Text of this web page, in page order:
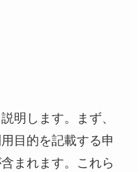
明します。まず、
目的を記載する申
まれます。これら